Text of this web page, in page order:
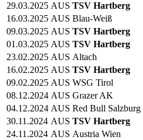
29.03.2025 AUS TSV Hartberg
16.03.2025 AUS Blau-Weiß
09.03.2025 AUS TSV Hartberg
01.03.2025 AUS TSV Hartberg
23.02.2025 AUS Altach
16.02.2025 AUS TSV Hartberg
09.02.2025 AUS WSG Tirol
08.12.2024 AUS Grazer AK
04.12.2024 AUS Red Bull Salzburg
30.11.2024 AUS TSV Hartberg
24.11.2024 AUS Austria Wien